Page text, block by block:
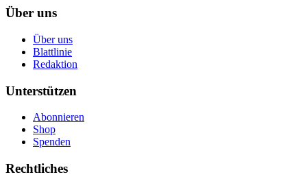
Über uns
Über uns
Blattlinie
Redaktion
Unterstützen
Abonnieren
Shop
Spenden
Rechtliches